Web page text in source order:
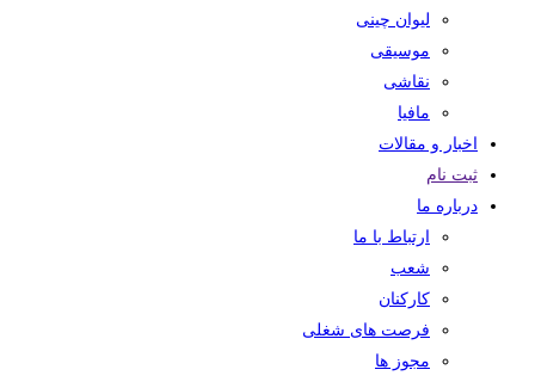
لیوان چینی
موسیقی
نقاشی
مافیا
اخبار و مقالات
ثبت نام
درباره ما
ارتباط با ما
شعب
کارکنان
فرصت های شغلی
مجوز ها